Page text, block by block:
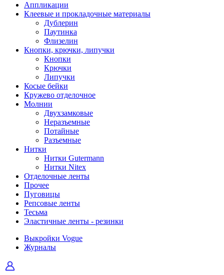
Аппликации
Клеевые и прокладочные материалы
Дублерин
Паутинка
Флизелин
Кнопки, крючки, липучки
Кнопки
Крючки
Липучки
Косые бейки
Кружево отделочное
Молнии
Двухзамковые
Неразъемные
Потайные
Разъемные
Нитки
Нитки Gutermann
Нитки Nitex
Отделочные ленты
Прочее
Пуговицы
Репсовые ленты
Тесьма
Эластичные ленты - резинки
Выкройки Vogue
Журналы